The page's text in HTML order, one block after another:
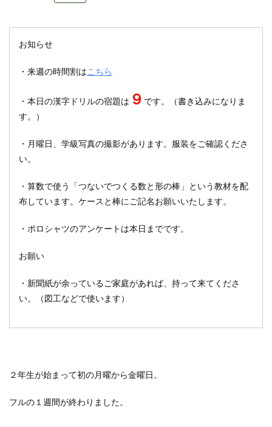
お知らせ
・来週の時間割はこちら
・本日の漢字ドリルの宿題は ９ です。（書き込みになりま
す。）
・月曜日、学級写真の撮影があります。服装をご確認くださ
い。
・算数で使う「つないでつくる数と形の棒」という教材を配
布しています。ケースと棒にご記名お願いいたします。
・ポロシャツのアンケートは本日までです。
お願い
・新聞紙が余っているご家庭があれば、持って来てくださ
い。（図工などで使います）
２年生が始まって初の月曜から金曜日。
フルの１週間が終わりました。